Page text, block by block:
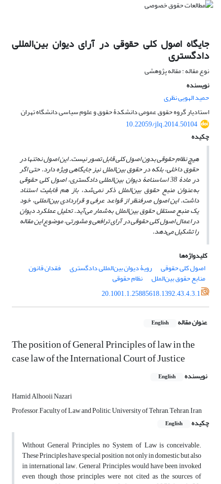
جایگاه اصول کلی حقوقی در آرای دیوان بین‌المللی
دادگستری
نوع مقاله : مقاله پژوهشی
نویسنده
حمید الهویی نظری
استادیار گروه حقوق عمومی دانشکدۀ حقوق و علوم سیاسی دانشگاه تهران
10.22059/jlq.2014.50104
چکیده
هیچ نظام حقوقی بدون اصول کلی قابل تصور نیست. این اصول نه‌تنها در
حقوق داخلی، بلکه در حقوق بین‌الملل نیز جایگاهی ویژه دارد. حتی اگر
در مادۀ 38 اساسنامۀ دیوان بین‌المللی دادگستری، اصول کلی حقوقی
به‌عنوان منبع حقوق بین‌الملل ذکر نمی‌شد، باز هم قابلیت استناد
داشت. این اصول صرفنظر از قواعد عرفی و قراردادی بین‌المللی، خود
یک منبع مستقل حقوق بین‌الملل به‌شمار می‌آید. تحلیل عملکرد دیوان
در اعمال اصول کلی حقوقی در آرای ترافعی و مشورتی، موضوع این مقاله
را تشکیل می‌دهد.
کلیدواژه‌ها
اصول کلی حقوقی
رویۀ دیوان بین‌المللی دادگستری فقدان قانون
منابع حقوق بین‌الملل
نظام حقوقی
20.1001.1.25885618.1392.43.4.3.1
عنوان مقاله English
The position of General Principles of law in the
case law of the International Court of Justice
نویسنده English
Hamid Alhooii Nazari
Professor, Faculty of Law and Politic, University of Tehran, Tehran, Iran
چکیده
English
Without General Principles, no System of Law is conceivable.
These Principles have special position not only in domestic but also
in international law. General Principles would have been invoked
even though those principles were not cited as the sources of